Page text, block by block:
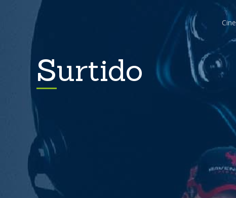
Cine
Surtido